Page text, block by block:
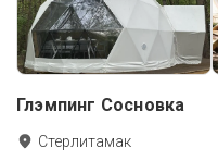
Глэмпинг Сосновка
Стерлитамак